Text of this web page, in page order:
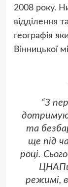
2008 року.
відділення
географія
Вінницької
“З
та
ще під
році.
режимі,